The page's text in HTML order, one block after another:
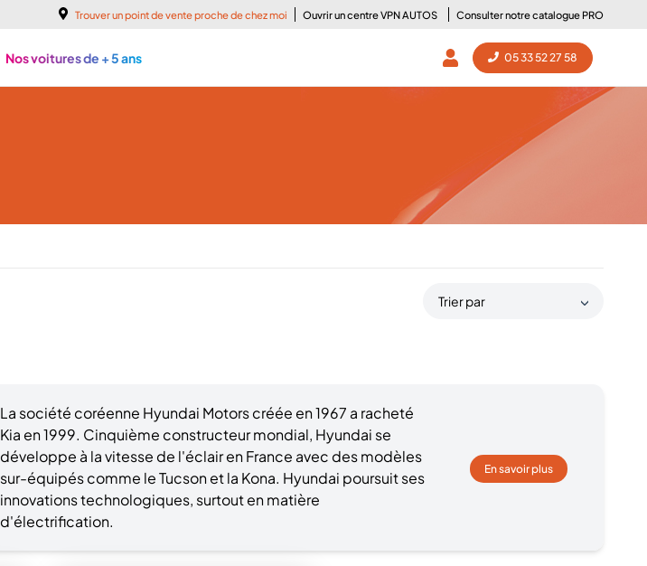
Trouver un point de vente proche de chez moi Ouvrir un centre VPN AUTOS Consulter notre catalogue PRO
05 33 52 27 58
Nos voitures de + 5 ans
Trier par
La société coréenne Hyundai Motors créée en 1967 a racheté
Kia en 1999. Cinquième constructeur mondial, Hyundai se
développe à la vitesse de l'éclair en France avec des modèles
sur-équipés comme le Tucson et la Kona. Hyundai poursuit ses
innovations technologiques, surtout en matière
d'électrification.
En savoir plus